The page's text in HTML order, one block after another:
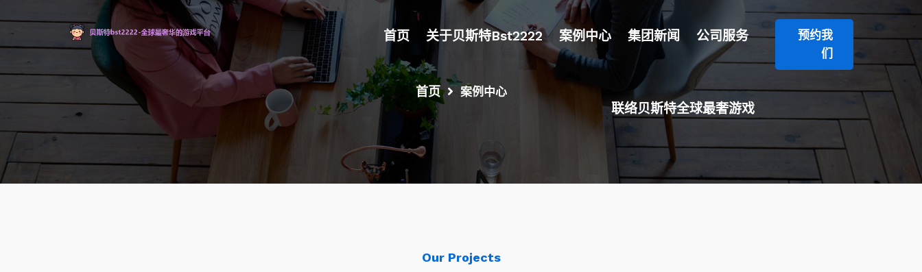
首页 关于贝斯特bst2222 案例中心 集团新闻 公司服务
联络贝斯特全球最奢游戏
预约我
们
首页 案例中心
Our Projects